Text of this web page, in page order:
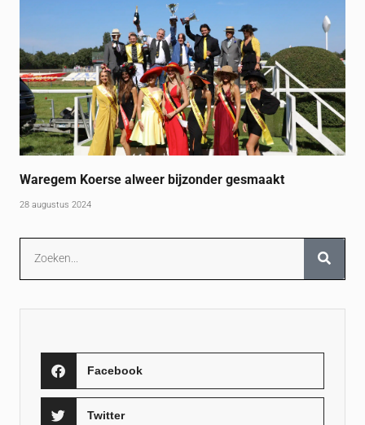
Waregem Koerse alweer bijzonder gesmaakt
28 augustus 2024
Facebook
Twitter